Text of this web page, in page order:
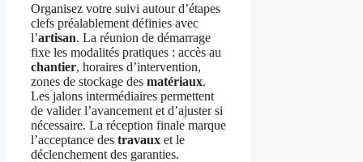
Organisez votre suivi autour d’étapes
clefs préalablement définies avec
l’artisan. La réunion de démarrage
fixe les modalités pratiques : accès au
chantier, horaires d’intervention,
zones de stockage des matériaux.
Les jalons intermédiaires permettent
de valider l’avancement et d’ajuster si
nécessaire. La réception finale marque
l’acceptance des travaux et le
déclenchement des garanties.